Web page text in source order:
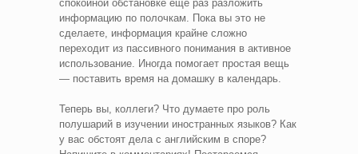
спокойной обстановке еще раз разложить
информацию по полочкам. Пока вы это не
сделаете, информация крайне сложно
переходит из пассивного понимания в активное
использование. Иногда помогает простая вещь
— поставить время на домашку в календарь.
Теперь вы, коллеги? Что думаете про роль
полушарий в изучении иностранных языков? Как
у вас обстоят дела с английским в споре?